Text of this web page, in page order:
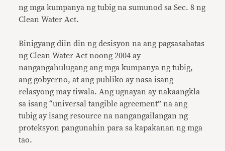
ng mga kumpanya ng tubig na sumunod sa Sec. 8 ng
Clean Water Act.
Binigyang diin din ng desisyon na ang pagsasabatas
ng Clean Water Act noong 2004 ay
nangangahulugang ang mga kumpanya ng tubig,
ang gobyerno, at ang publiko ay nasa isang
relasyong may tiwala. Ang ugnayan ay nakaangkla
sa isang “universal tangible agreement” na ang
tubig ay isang resource na nangangailangan ng
proteksyon pangunahin para sa kapakanan ng mga
tao.